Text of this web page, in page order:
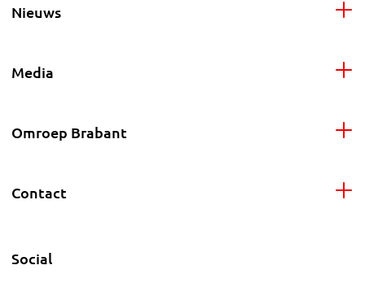
Nieuws
Media
Omroep Brabant
Contact
Social